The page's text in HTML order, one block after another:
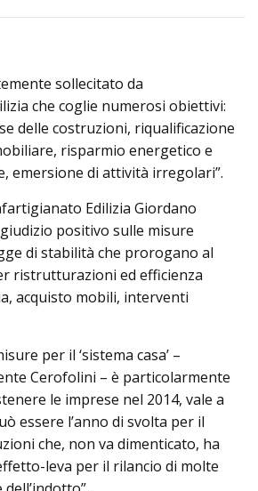
sollecitato da
che coglie numerosi obiettivi:
delle costruzioni, riqualificazione
risparmio energetico e
emersione di attività irregolari”.
Edilizia Giordano
positivo sulle misure
di stabilità che prorogano al
ristrutturazioni ed efficienza
acquisto mobili, interventi
per il ‘sistema casa’ –
Cerofolini – è particolarmente
le imprese nel 2014, vale a
essere l’anno di svolta per il
che, non va dimenticato, ha
leva per il rilancio di molte